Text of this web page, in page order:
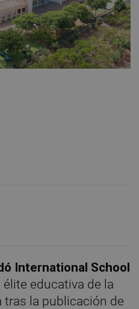
International School
educativa de la
la publicación de